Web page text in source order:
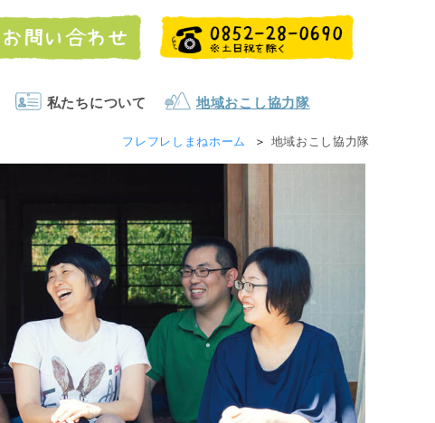
私たちについて 地域おこし協力隊
フレフレしまねホーム 地域おこし協力隊